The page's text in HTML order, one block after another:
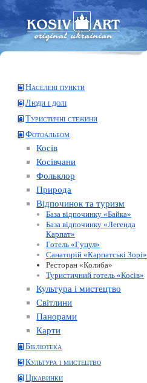
Населені пункти
Люди і долі
Туристичні стежини
Фотоальбом
Косів
Косівчани
Фольклор
Природа
Відпочинок та туризм
База відпочинку «Байка»
База відпочинку «Легенда
Карпат»
Готель «Гуцул»
Санаторій «Карпатські Зорі»
Ресторан «Колиба»
Туристичний готель «Косів»
Культура і мистецтво
Світлини
Панорами
Карти
Бібліотека
Культура і мистецтво
Цікавинки